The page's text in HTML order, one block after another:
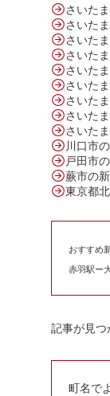
さいた
さいた
さいた
さいた
さいた
さいた
さいた
さいた
さいた
川口市
戸田市
蕨市の
東京都
おすすめ
赤羽駅ー
記事が見つ
町名で